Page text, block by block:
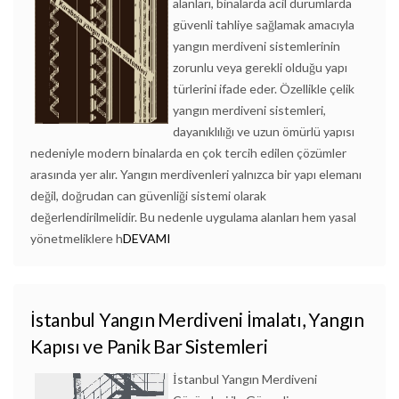
alanları, binalarda acil durumlarda
güvenli tahliye sağlamak amacıyla
yangın merdiveni sistemlerinin
zorunlu veya gerekli olduğu yapı
türlerini ifade eder. Özellikle çelik
yangın merdiveni sistemleri,
dayanıklılığı ve uzun ömürlü yapısı
nedeniyle modern binalarda en çok tercih edilen çözümler
arasında yer alır. Yangın merdivenleri yalnızca bir yapı elemanı
değil, doğrudan can güvenliği sistemi olarak
değerlendirilmelidir. Bu nedenle uygulama alanları hem yasal
yönetmeliklere hDEVAMI
İstanbul Yangın Merdiveni İmalatı, Yangın
Kapısı ve Panik Bar Sistemleri
İstanbul Yangın Merdiveni